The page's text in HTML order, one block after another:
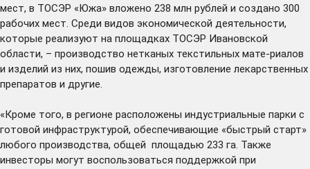
мест, в ТОСЭР «Южа» вложено 238 млн рублей и создано 300
рабочих мест. Среди видов экономической деятельности,
которые реализуют на площадках ТОСЭР Ивановской
области, – производство нетканых текстильных мате-риалов
и изделий из них, пошив одежды, изготовление лекарственных
препаратов и другие.
«Кроме того, в регионе расположены индустриальные парки с
готовой инфраструктурой, обеспечивающие «быстрый старт»
любого производства, общей площадью 233 га. Также
инвесторы могут воспользоваться поддержкой при